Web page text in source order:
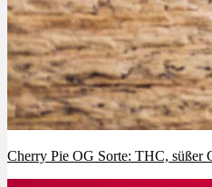
Cherry Pie OG Sorte: THC, süßer